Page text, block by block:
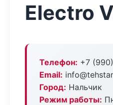
Electro
Телефон: +7
Email:
Город: Нальчик
Режим работы: